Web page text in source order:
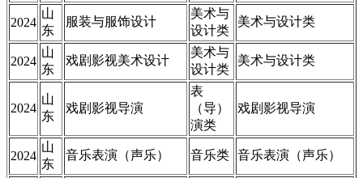
2024
山
东
服装与服饰设计
美术与
设计类
美术与设计类
2024
山
东
戏剧影视美术设计
美术与
设计类
美术与设计类
2024
山
东
戏剧影视导演
表
（导）
演类
戏剧影视导演
2024
山
东
音乐表演（声乐） 音乐类 音乐表演（声乐）